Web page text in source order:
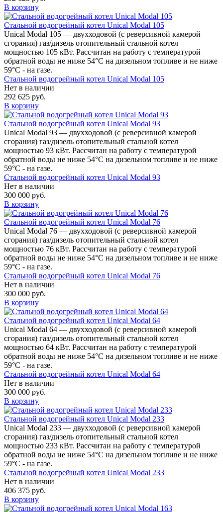
В корзину
Стальной водогрейный котел Unical Modal 105
Unical Modal 105 — двухходовой (c реверсивной камерой
сгорания) газ/дизель отопительный стальной котел
мощностью 105 кВт. Рассчитан на работу с температурой
обратной воды не ниже 54°С на дизельном топливе и не ниже
59°С - на газе.
Стальной водогрейный котел Unical Modal 105
Нет в наличии
292 625 руб.
В корзину
Стальной водогрейный котел Unical Modal 93
Unical Modal 93 — двухходовой (c реверсивной камерой
сгорания) газ/дизель отопительный стальной котел
мощностью 93 кВт. Рассчитан на работу с температурой
обратной воды не ниже 54°С на дизельном топливе и не ниже
59°С - на газе.
Стальной водогрейный котел Unical Modal 93
Нет в наличии
300 000 руб.
В корзину
Стальной водогрейный котел Unical Modal 76
Unical Modal 76 — двухходовой (c реверсивной камерой
сгорания) газ/дизель отопительный стальной котел
мощностью 76 кВт. Рассчитан на работу с температурой
обратной воды не ниже 54°С на дизельном топливе и не ниже
59°С - на газе.
Стальной водогрейный котел Unical Modal 76
Нет в наличии
300 000 руб.
В корзину
Стальной водогрейный котел Unical Modal 64
Unical Modal 64 — двухходовой (c реверсивной камерой
сгорания) газ/дизель отопительный стальной котел
мощностью 64 кВт. Рассчитан на работу с температурой
обратной воды не ниже 54°С на дизельном топливе и не ниже
59°С - на газе.
Стальной водогрейный котел Unical Modal 64
Нет в наличии
300 000 руб.
В корзину
Стальной водогрейный котел Unical Modal 233
Unical Modal 233 — двухходовой (c реверсивной камерой
сгорания) газ/дизель отопительный стальной котел
мощностью 233 кВт. Рассчитан на работу с температурой
обратной воды не ниже 54°С на дизельном топливе и не ниже
59°С - на газе.
Стальной водогрейный котел Unical Modal 233
Нет в наличии
406 375 руб.
В корзину